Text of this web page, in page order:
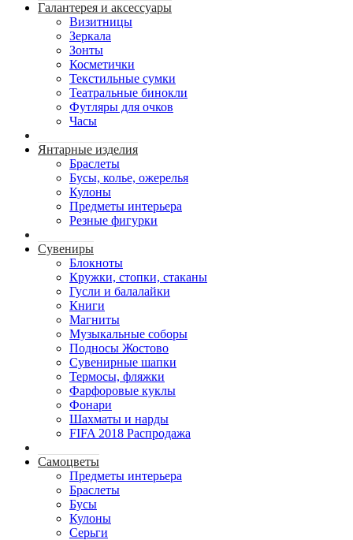
Галантерея и аксессуары
Визитницы
Зеркала
Зонты
Косметички
Текстильные сумки
Театральные бинокли
Футляры для очков
Часы
Янтарные изделия
Браслеты
Бусы, колье, ожерелья
Кулоны
Предметы интерьера
Резные фигурки
Сувениры
Блокноты
Кружки, стопки, стаканы
Гусли и балалайки
Книги
Магниты
Музыкальные соборы
Подносы Жостово
Сувенирные шапки
Термосы, фляжки
Фарфоровые куклы
Фонари
Шахматы и нарды
FIFA 2018 Распродажа
Самоцветы
Предметы интерьера
Браслеты
Бусы
Кулоны
Серьги